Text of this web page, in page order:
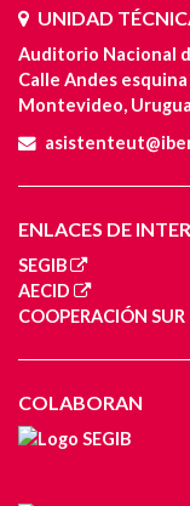
UNIDAD
Auditorio Nacional
Calle Andes
Montevideo,
ENLACES DE
SEGIB
AECID
COOPERACIÓN SUR
COLABORAN